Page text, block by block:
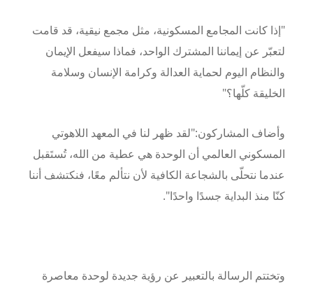
"إذا كانت المجامع المسكونية، مثل مجمع نيقية، قد قامت
لتعبّر عن إيماننا المشترك الواحد، فماذا سيفعل الإيمان
والنظام اليوم لحماية العدالة وكرامة الإنسان وسلامة
الخليقة كلّها؟"
وأضاف المشاركون:"لقد ظهر لنا في المعهد اللاهوتي
المسكوني العالمي أن الوحدة هي عطية من الله، تُستَقبل
عندما نتحلّى بالشجاعة الكافية لأن نتألم معًا، فنكتشف أننا
كنّا منذ البداية جسدًا واحدًا".
وتختتم الرسالة بالتعبير عن رؤية جديدة لوحدة معاصرة